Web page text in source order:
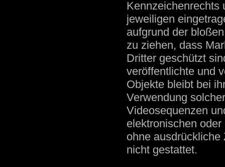
Kennzeichenrechts
jeweiligen
aufgrund der
zu ziehen, dass
Dritter geschützt
veröffentlichte und
Objekte bleibt bei
Verwendung
Videosequenzen
elektronischen
ohne
nicht gestattet.